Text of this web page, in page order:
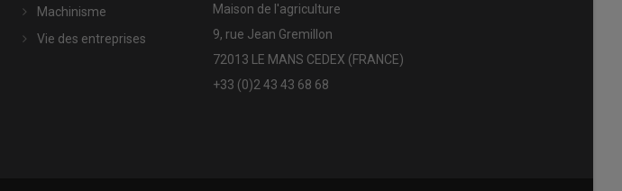
Machinisme
Vie des entreprises
Maison de l'agriculture
9, rue Jean Gremillon
72013 LE MANS CEDEX (FRANCE)
+33 (0)2 43 43 68 68